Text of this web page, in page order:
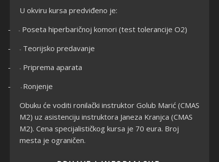
U okviru kursa predviđeno je:
- - Poseta hiperbaričnoj komori (test tolerancije O2)
- - Teorijsko predavanje
- - Priprema aparata
- - Ronjenje
Obuku će voditi ronilački instruktor Golub Marić (CMAS
M2) uz asistenciju instruktora Janeza Kranjca (CMAS
M2). Cena specijalističkog kursa je 70 eura. Broj
mesta je ograničen.